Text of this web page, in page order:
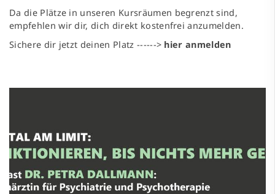
Da die Plätze in unseren Kursräumen begrenzt sind,
empfehlen wir dir, dich direkt kostenfrei anzumelden.
Sichere dir jetzt deinen Platz ------> hier anmelden